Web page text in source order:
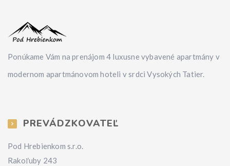
Ponúkame Vám na prenájom 4 luxusne vybavené apartmány v
modernom apartmánovom hoteli v srdci Vysokých Tatier.
PREVÁDZKOVATEĽ
Pod Hrebienkom s.r.o.
Rakoľuby 243